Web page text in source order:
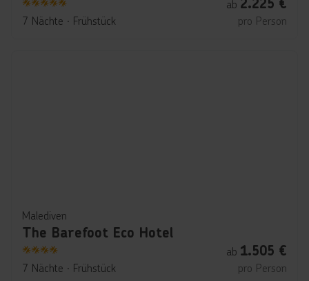
5
7 Nächte ∙ Frühstück
ab
pro Person
Malediven
The Barefoot Eco Hotel
4
7 Nächte ∙ Frühstück
ab 1.505 €
pro Person